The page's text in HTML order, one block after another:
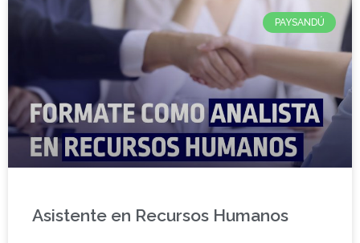
PAYSANDÚ
Asistente en Recursos Humanos